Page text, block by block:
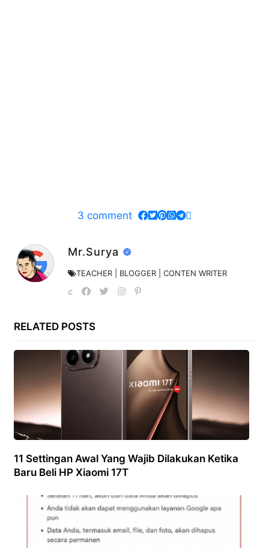
3 comment
Mr.Surya
TEACHER | BLOGGER | CONTEN WRITER
RELATED POSTS
11 Settingan Awal Yang Wajib Dilakukan Ketika
Baru Beli HP Xiaomi 17T